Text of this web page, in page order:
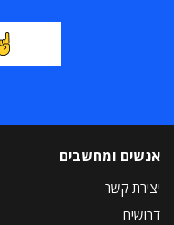
אנשים ומחשבים
יצירת קשר
דרושים